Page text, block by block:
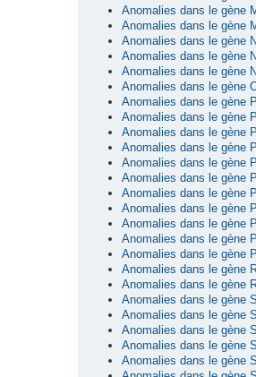
Anomalies dans le gène
Anomalies dans le gène
Anomalies dans le gène
Anomalies dans le gène
Anomalies dans le gène
Anomalies dans le gène
Anomalies dans le gène
Anomalies dans le gène
Anomalies dans le gène
Anomalies dans le gène
Anomalies dans le gène
Anomalies dans le gène
Anomalies dans le gène
Anomalies dans le gène
Anomalies dans le gène
Anomalies dans le gène
Anomalies dans le gène
Anomalies dans le gène
Anomalies dans le gène
Anomalies dans le gène
Anomalies dans le gène
Anomalies dans le gène
Anomalies dans le gène
Anomalies dans le gène